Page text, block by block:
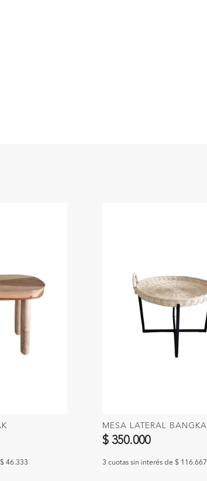
46.333
MESA LATERAL BANGKA
$ 350.000
3 cuotas sin interés de $ 116.667